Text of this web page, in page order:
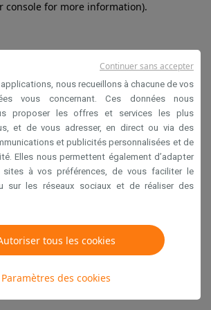
console for more information).
nous recueillons à chacune de vos
vous concernant. Ces données nous
proposer les offres et services les plus
et de vous adresser, en direct ou via des
et publicités personnalisées et de
Elles nous permettent également d’adapter
à vos préférences, de vous faciliter le
sur les réseaux sociaux et de réaliser des
tous les cookies
Paramètres des cookies
Continuer sans accepter